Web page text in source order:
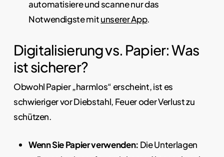
automatisiere und scanne nur das
Notwendigste mitunserer App.
Digitalisierung vs. Papier: Was
ist sicherer?
Obwohl Papier „harmlos“ erscheint, ist es
schwieriger vor Diebstahl, Feuer oder Verlust zu
schützen.
Wenn Sie Papier verwenden: Die Unterlagen